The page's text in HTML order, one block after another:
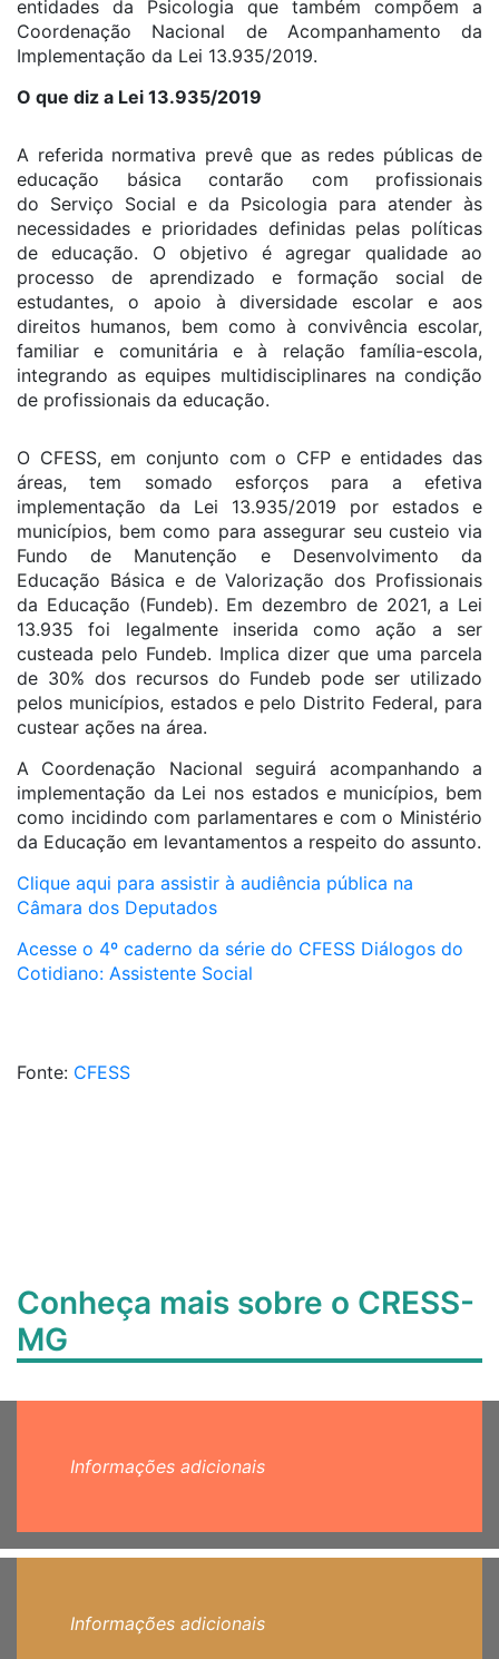
entidades da Psicologia que também compõem a
Coordenação Nacional de Acompanhamento da
Implementação da Lei 13.935/2019.
O que diz a Lei 13.935/2019
A referida normativa prevê que as redes públicas de
educação básica contarão com profissionais
do Serviço Social e da Psicologia para atender às
necessidades e prioridades definidas pelas políticas
de educação. O objetivo é agregar qualidade ao
processo de aprendizado e formação social de
estudantes, o apoio à diversidade escolar e aos
direitos humanos, bem como à convivência escolar,
familiar e comunitária e à relação família-escola,
integrando as equipes multidisciplinares na condição
de profissionais da educação.
O CFESS, em conjunto com o CFP e entidades das
áreas, tem somado esforços para a efetiva
implementação da Lei 13.935/2019 por estados e
municípios, bem como para assegurar seu custeio via
Fundo de Manutenção e Desenvolvimento da
Educação Básica e de Valorização dos Profissionais
da Educação (Fundeb). Em dezembro de 2021, a Lei
13.935 foi legalmente inserida como ação a ser
custeada pelo Fundeb. Implica dizer que uma parcela
de 30% dos recursos do Fundeb pode ser utilizado
pelos municípios, estados e pelo Distrito Federal, para
custear ações na área.
A Coordenação Nacional seguirá acompanhando a
implementação da Lei nos estados e municípios, bem
como incidindo com parlamentares e com o Ministério
da Educação em levantamentos a respeito do assunto.
Clique aqui para assistir à audiência pública na
Câmara dos Deputados
Acesse o 4º caderno da série do CFESS Diálogos do
Cotidiano: Assistente Social
Fonte: CFESS
Conheça mais sobre o CRESS-
MG
Informações adicionais
Informações adicionais